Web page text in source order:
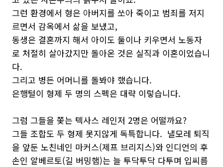
그런 환경에서 형은 아버지를 쏘아 죽이고 범죄를 저지
르면서 감옥에서 삶을 보냈고,
동생은 결혼까지 해서 아이도 둘이나 키우면서 노동자
로 처절히 살아갔지만 돌아온 것은 실직과 이혼이었습니
다.
그리고 병든 어머니를 돌봐야 했습니다.
은행털이 형제 두 명의 스펙은 대략 이렇습니다.
그럼 그들을 쫓는 텍사스 레인저 2명은 어떨까요?
그들 조합도 두 형제 못지않게 독특합니다. 낼모레 퇴직
을 앞둔 노친네인 마커스(제프 브리지스)와 인디언의 후
손인 알베르토(길 버밍햄)는 늘 투닥투닥 다투며 입씨름